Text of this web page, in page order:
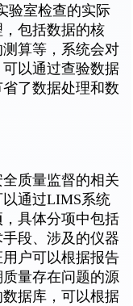
验室检查的实际
包括数据的核
算等，系统会对
以通过查验数据
了数据处理和数
质量监督的相关
通过LIMS系统
具体分项中包括
段、涉及的仪器
户可以根据报告
量存在问题的源
据库，可以根据